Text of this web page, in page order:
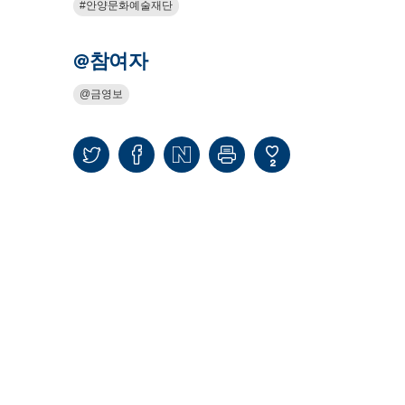
안양문화예술재단
@참여자
금영보
2